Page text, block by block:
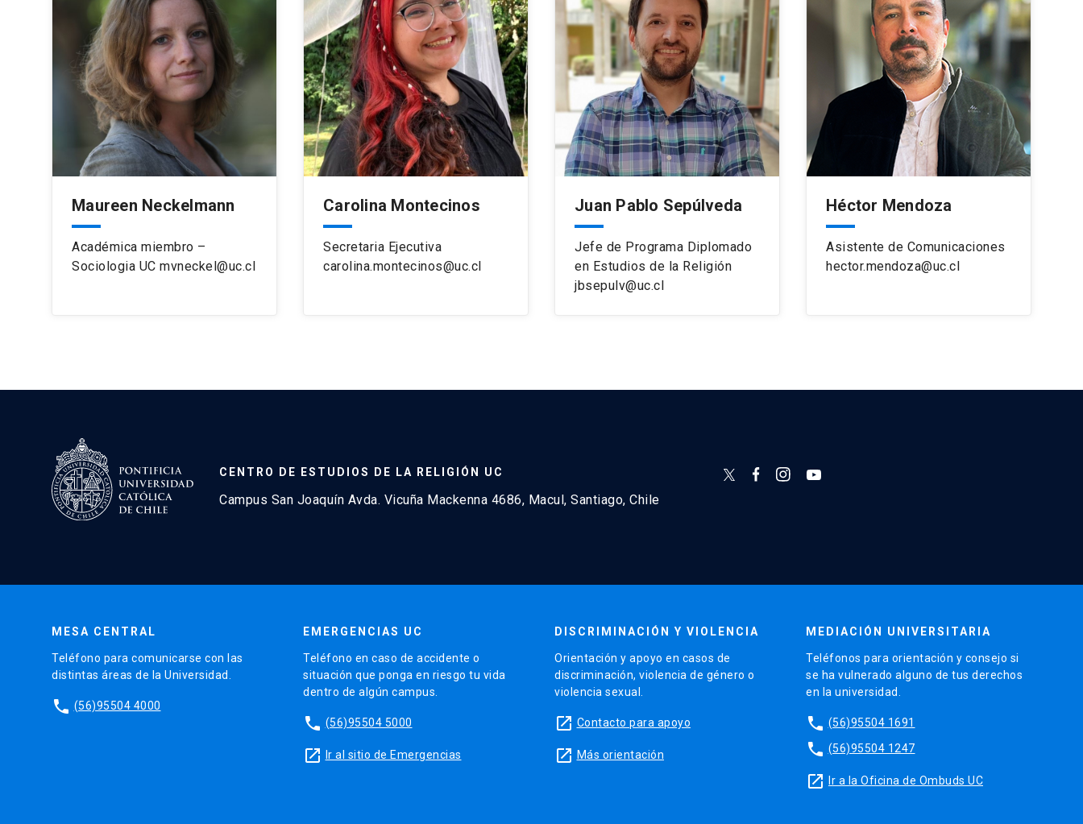
Maureen Neckelmann
Académica miembro –
Sociologia UC mvneckel@uc.cl
Carolina Montecinos
Secretaria Ejecutiva
carolina.montecinos@uc.cl
Juan Pablo Sepúlveda
Jefe de Programa Diplomado
en Estudios de la Religión
jbsepulv@uc.cl
Héctor Mendoza
Asistente de Comunicaciones
hector.mendoza@uc.cl
CENTRO DE ESTUDIOS DE LA RELIGIÓN UC
Campus San Joaquín Avda. Vicuña Mackenna 4686, Macul, Santiago, Chile
MESA CENTRAL
Teléfono para comunicarse con las
distintas áreas de la Universidad.
phone (56)95504 4000
EMERGENCIAS UC
Teléfono en caso de accidente o
situación que ponga en riesgo tu vida
dentro de algún campus.
phone (56)95504 5000
launch Ir al sitio de Emergencias
DISCRIMINACIÓN Y VIOLENCIA
Orientación y apoyo en casos de
discriminación, violencia de género o
violencia sexual.
launch Contacto para apoyo
launch Más orientación
MEDIACIÓN UNIVERSITARIA
Teléfonos para orientación y consejo si
se ha vulnerado alguno de tus derechos
en la universidad.
phone (56)95504 1691
phone (56)95504 1247
launch Ir a la Oficina de Ombuds UC